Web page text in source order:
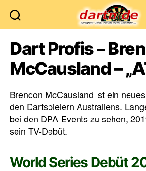
Dart Profis –
McCausland –
Brendon McCausland ist ein
den Dartspielern Australiens.
bei den DPA-Events zu sehen,
sein TV-Debüt.
World Series Debüt